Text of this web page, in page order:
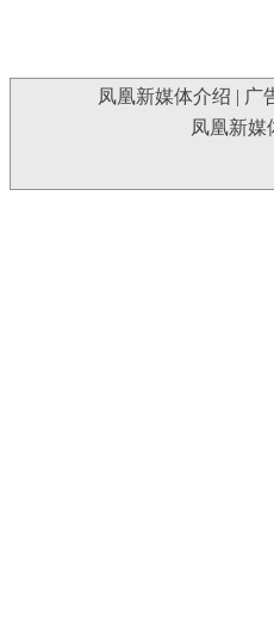
凤凰新媒体介绍 | 广
凤凰新媒